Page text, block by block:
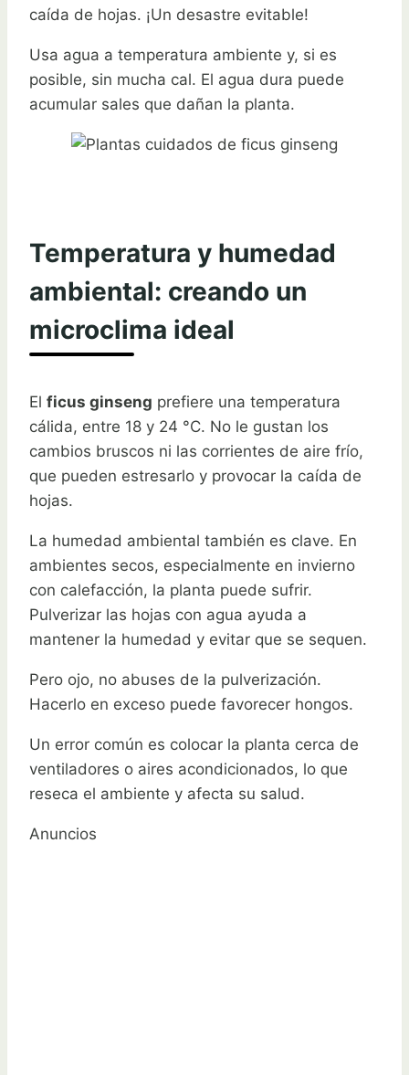
caída de hojas. ¡Un desastre evitable!
Usa agua a temperatura ambiente y, si es
posible, sin mucha cal. El agua dura puede
acumular sales que dañan la planta.
Temperatura y humedad
ambiental: creando un
microclima ideal
El ficus ginseng prefiere una temperatura
cálida, entre 18 y 24 °C. No le gustan los
cambios bruscos ni las corrientes de aire frío,
que pueden estresarlo y provocar la caída de
hojas.
La humedad ambiental también es clave. En
ambientes secos, especialmente en invierno
con calefacción, la planta puede sufrir.
Pulverizar las hojas con agua ayuda a
mantener la humedad y evitar que se sequen.
Pero ojo, no abuses de la pulverización.
Hacerlo en exceso puede favorecer hongos.
Un error común es colocar la planta cerca de
ventiladores o aires acondicionados, lo que
reseca el ambiente y afecta su salud.
Anuncios